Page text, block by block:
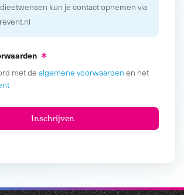
kun je contact opnemen via
met de algemene voorwaarden en het